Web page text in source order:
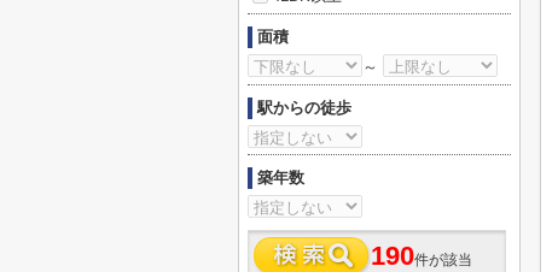
面積
～
駅からの徒歩
築年数
190件が該当